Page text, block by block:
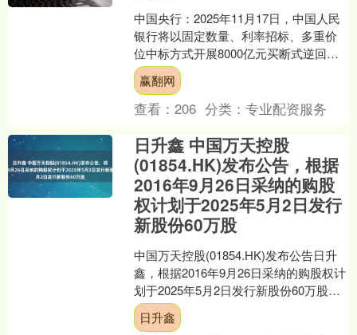
中国央行：2025年11月17日，中国人民
银行将以固定数量、利率招标、多重价
位中标方式开展8000亿元买断式逆回购
操作赢翻网，期限为6个月（182
天）。....
赢翻网
查看：206 分类：专业配资服务
日升鑫 中国万天控股
(01854.HK)发布公告，根据
2016年9月26日采纳的购股
权计划于2025年5月2日发行
新股份60万股
中国万天控股(01854.HK)发布公告日升
鑫，根据2016年9月26日采纳的购股权计
划于2025年5月2日发行新股份60万股。
投行对该股关注度不高日升鑫，9....
日升鑫